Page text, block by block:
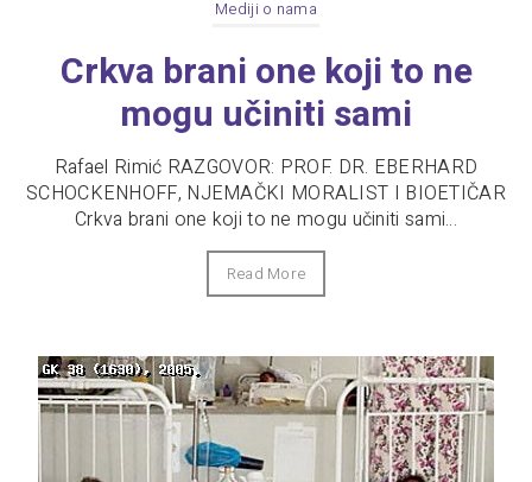
Mediji o nama
Crkva brani one koji to ne
mogu učiniti sami
Rafael Rimić RAZGOVOR: PROF. DR. EBERHARD
SCHOCKENHOFF, NJEMAČKI MORALIST I BIOETIČAR
Crkva brani one koji to ne mogu učiniti sami...
Read More